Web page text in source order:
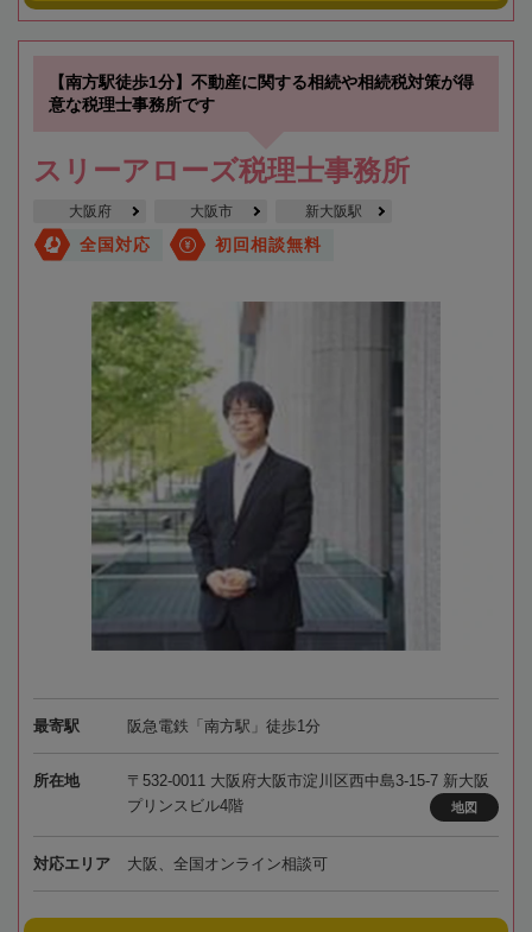
【南方駅徒歩1分】不動産に関する相続や相続税対策が得
意な税理士事務所です
スリーアローズ税理士事務所
大阪府 大阪市 新大阪駅
全国対応 初回相談無料
最寄駅 阪急電鉄「南方駅」徒歩1分
所在地
〒532-0011 大阪府大阪市淀川区西中島3-15-7 新大阪
プリンスビル4階
地図
対応エリア 大阪、全国オンライン相談可